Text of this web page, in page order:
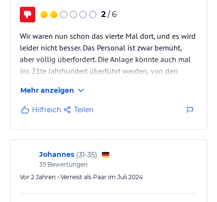
2 / 6
Wir waren nun schon das vierte Mal dort, und es wird
leider nicht besser. Das Personal ist zwar bemüht,
aber völlig überfordert. Die Anlage könnte auch mal
ins 21te Jahrhundert überführt werden, von den
NoGo ist, wenn ein angeblich familienfreundliches
Unternehmen einem „Supermarkt“ gestattet,
rechtspopulistisisches Gedankengut in Form von
Zeitschriften zu vertreiben. Davon gab sogar 3
unterschiedliche Varianten, eins davon war bis
August sogar verboten, pfui…
Mehr anzeigen
Hilfreich Teilen
Johannes (31-35)
35 Bewertungen
Vor 2 Jahren • Verreist als Paar im Juli 2024